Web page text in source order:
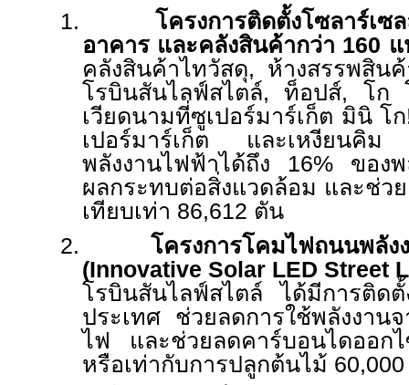
1.
โครงการติดตั้งโซลาร์เ
อาคาร และคลังสินค้ากว่า 160
คลังสินค้าไทวัสดุ, ห้างสรรพสิน
โรบินสันไลฟ์สไตล์,ท็อปส์, โก
เวียดนามที่ซูเปอร์มาร์เก็ต มินิ โ
เปอร์มาร์เก็ต และเหงียนคิม
พลังงานไฟฟ้าได้ถึง 16% ของ
ผลกระทบต่อสิ่งแวดล้อม และช่ว
เทียบเท่า 86,612 ตัน
2.
โครงการโคมไฟถนนพลัง
(Innovative Solar LED Street
โรบินสันไลฟ์สไตล์ ได้มีการติด
ประเทศ ช่วยลดการใช้พลังงาน
ไฟ และช่วยลดคาร์บอนไดออก
หรือเท่ากับการปลูกต้นไม้